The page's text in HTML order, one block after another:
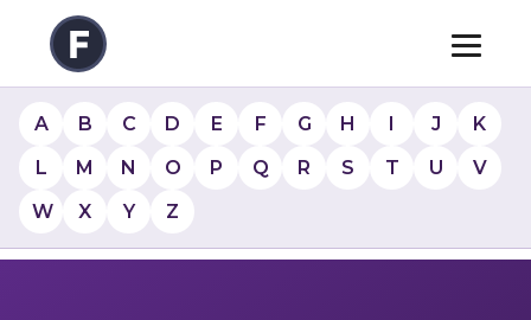
A B C D E F G H I J
K
L
M N O P Q R S T U
V
W
X Y Z